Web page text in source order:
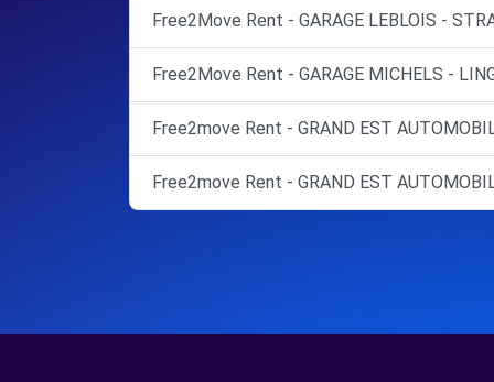
Free2Move Rent - GARAGE LEBLOIS -
Free2Move Rent - GARAGE MICHELS -
Free2move Rent - GRAND EST
Free2move Rent - GRAND EST